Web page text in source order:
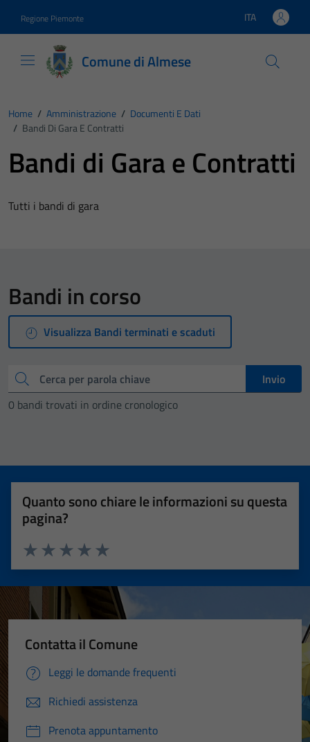
Regione Piemonte Lingua attiva:
ITA
Comune di Almese
Home / Amministrazione / Documenti E Dati
/ Bandi Di Gara E Contratti
Bandi di Gara e Contratti
Tutti i bandi di gara
Bandi in corso
Visualizza Bandi terminati e scaduti
Cerca
Invio
0 bandi trovati in ordine cronologico
Quanto sono chiare le informazioni su questa
pagina?
Valuta 5 stelle su 5
Valuta 4 stelle su 5
Valuta 3 stelle su 5
Valuta 2 stelle su 5
Valuta 1 stelle su 5
Contatta il Comune
Leggi le domande frequenti
Richiedi assistenza
Prenota appuntamento